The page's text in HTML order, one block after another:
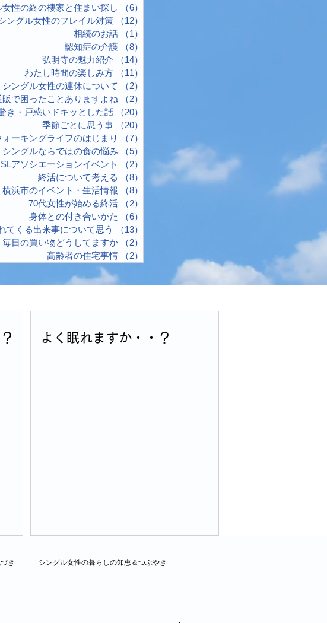
女性の終の棲家と住まい探し
（6）
ングル女性のフレイル対策
（12）
相続のお話
（1）
認知症の介護
（8）
弘明寺の魅力紹介
（14）
わたし時間の楽しみ方
（11）
シングル女性の連休について
（2）
販で困ったことありますよね
（2）
き・戸惑いドキッとした話
（20）
季節ごとに思う事
（20）
ォーキングライフのはじまり
（7）
シングルならではの食の悩み
（5）
5件の記事
アソシエーションイベント
（2）
2件の記事
終活について考える
（8）
8件の記事
横浜市のイベント・生活情報
（8）
70代女性が始める終活
（2）
身体との付き合いかた
（6）
てくる出来事について思う
（13）
毎日の買い物どうしてますか
（2）
高齢者の住宅事情
（2）
よく眠れますか・・？
き シングル女性の暮らしの知恵＆つぶやき